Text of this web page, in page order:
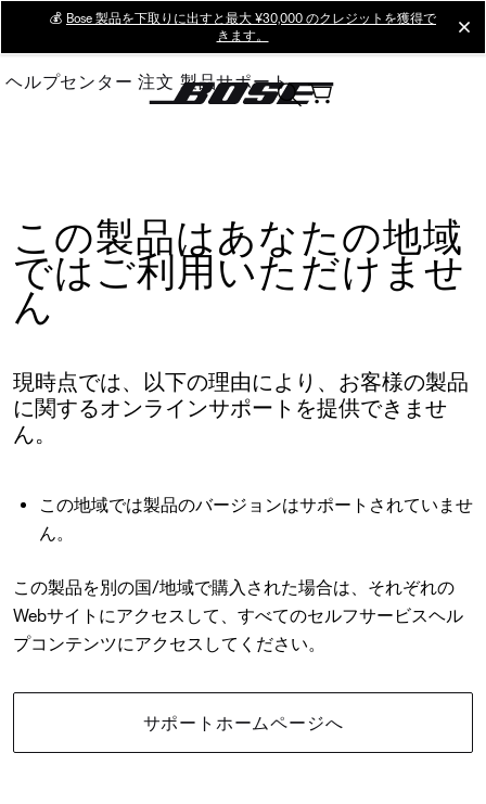
Main
💰 Bose 製品を下取りに出すと最大 ¥30,000 のクレジットを獲得で
きます。
ヘルプセンター 注文 製品サポート
この製品はあなたの地域
ではご利用いただけませ
ん
現時点では、以下の理由により、お客様の製品
に関するオンラインサポートを提供できませ
ん。
この地域では製品のバージョンはサポートされていませ
ん。
この製品を別の国/地域で購入された場合は、それぞれの
Webサイトにアクセスして、すべてのセルフサービスヘル
プコンテンツにアクセスしてください。
サポートホームページへ